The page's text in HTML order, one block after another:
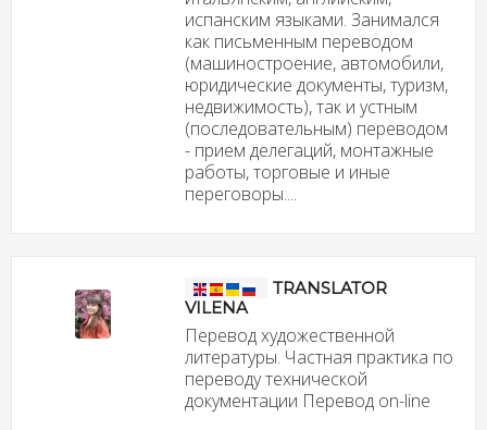
испанским языками. Занимался
как письменным переводом
(машиностроение, автомобили,
юридические документы, туризм,
недвижимость), так и устным
(последовательным) переводом
- прием делегаций, монтажные
работы, торговые и иные
переговоры....
TRANSLATOR
VILENA
Перевод художественной
литературы. Частная практика по
переводу технической
документации Перевод on-line